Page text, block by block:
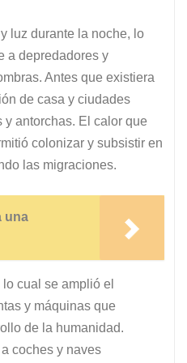
luz durante la noche, lo
a depredadores y
Antes que existiera
de casa y ciudades
antorchas. El calor que
colonizar y subsistir en
las migraciones.
una
cual se amplió el
y máquinas que
de la humanidad.
coches y naves